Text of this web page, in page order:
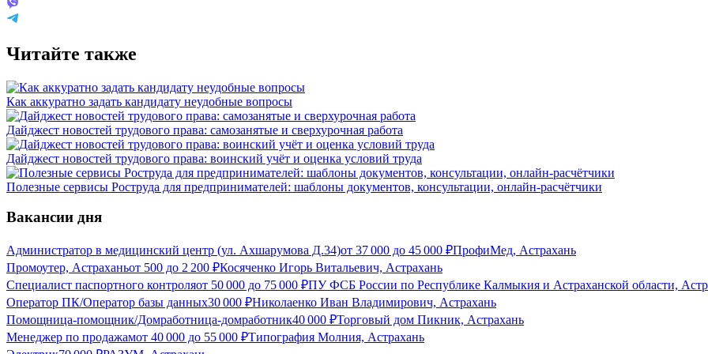
Читайте также
Как аккуратно задать кандидату неудобные вопросы
Дайджест новостей трудового права: самозанятые и сверхурочная работа
Дайджест новостей трудового права: воинский учёт и оценка условий труда
Полезные сервисы Роструда для предпринимателей: шаблоны документов, консультации, онлайн-расчётчики
Вакансии дня
Администратор в медицинский центр (ул. Ахшарумова Д.34)от 37 000 до 45 000 ₽ПрофиМед, Астрахань
Промоутер, Астраханьот 500 до 2 200 ₽Косяченко Игорь Витальевич, Астрахань
Специалист паспортного контроляот 50 000 до 75 000 ₽ПУ ФСБ России по Республике Калмыкия и Астраханской области,
Оператор ПК/Оператор базы данных30 000 ₽Николаенко Иван Владимирович, Астрахань
Помощница-помощник/Домработница-домработник40 000 ₽Торговый дом Пикник, Астрахань
Менеджер по продажамот 40 000 до 55 000 ₽Типография Молния, Астрахань